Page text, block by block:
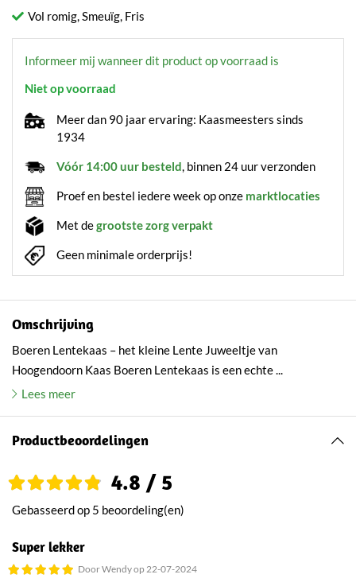
Vol romig, Smeuïg, Fris
Informeer mij wanneer dit product op voorraad is
Niet op voorraad
Meer dan 90 jaar ervaring: Kaasmeesters sinds
1934
Vóór 14:00 uur besteld, binnen 24 uur verzonden
Proef en bestel iedere week op onze marktlocaties
Met degrootste zorg verpakt
Geen minimale orderprijs!
Omschrijving
Boeren Lentekaas – het kleine Lente Juweeltje van
Hoogendoorn Kaas Boeren Lentekaas is een echte ...
Lees meer
Productbeoordelingen
4.8 / 5
Gebasseerd op 5 beoordeling(en)
Super lekker
Door Wendy op 22-07-2024